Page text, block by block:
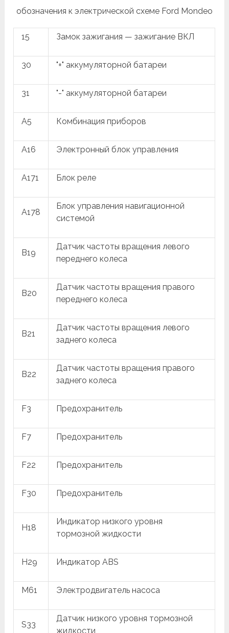
обозначения к электрической схеме Ford Mondeo
15 Замок зажигания — зажигание ВКЛ
30 "+" аккумуляторной батареи
31 "-" аккумуляторной батареи
A5 Комбинация приборов
A16 Электронный блок управления
A171 Блок реле
A178
Блок управления навигационной
системой
B19
Датчик частоты вращения левого
переднего колеса
B20
Датчик частоты вращения правого
переднего колеса
B21
Датчик частоты вращения левого
заднего колеса
B22
Датчик частоты вращения правого
заднего колеса
F3 Предохранитель
F7 Предохранитель
F22 Предохранитель
F30 Предохранитель
H18
Индикатор низкого уровня
тормозной жидкости
H29 Индикатор ABS
M61 Электродвигатель насоса
S33
Датчик низкого уровня тормозной
жидкости